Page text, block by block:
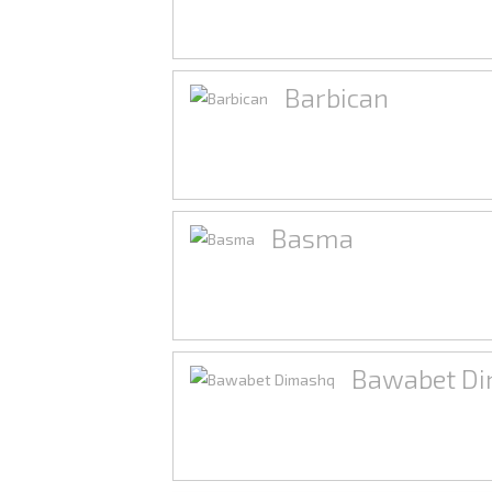
Barbican
Basma
Bawabet